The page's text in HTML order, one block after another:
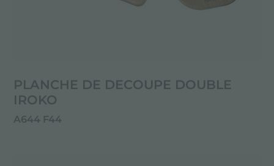
PLANCHE DE DECOUPE DOUBLE
IROKO
A644 F44